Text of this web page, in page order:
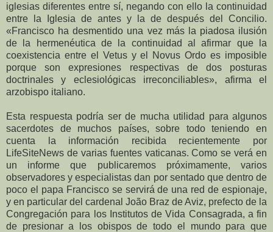
iglesias diferentes entre sí, negando con ello la continuidad
entre la Iglesia de antes y la de después del Concilio.
«Francisco ha desmentido una vez más la piadosa ilusión
de la hermenéutica de la continuidad al afirmar que la
coexistencia entre el Vetus y el Novus Ordo es imposible
porque son expresiones respectivas de dos posturas
doctrinales y eclesiológicas irreconciliables», afirma el
arzobispo italiano.
Esta respuesta podría ser de mucha utilidad para algunos
sacerdotes de muchos países, sobre todo teniendo en
cuenta la información recibida recientemente por
LifeSiteNews de varias fuentes vaticanas. Como se verá en
un informe que publicaremos próximamente, varios
observadores y especialistas dan por sentado que dentro de
poco el papa Francisco se servirá de una red de espionaje,
y en particular del cardenal João Braz de Aviz, prefecto de la
Congregación para los Institutos de Vida Consagrada, a fin
de presionar a los obispos de todo el mundo para que